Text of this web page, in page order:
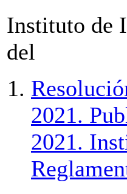
Instituto de
del
2021.
2021.